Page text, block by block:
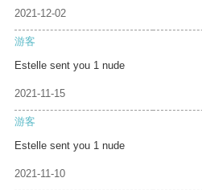
2021-12-02
游客
Estelle sent you 1 nude
2021-11-15
游客
Estelle sent you 1 nude
2021-11-10